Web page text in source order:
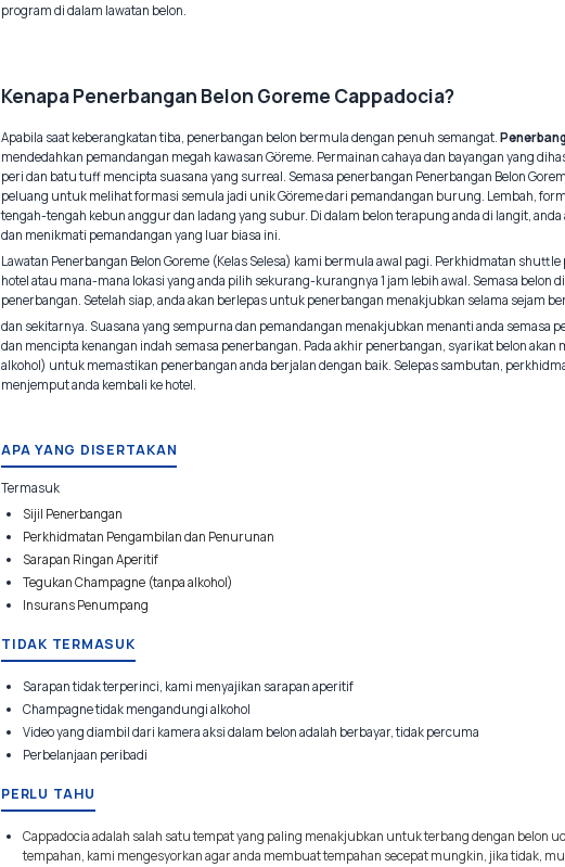
program di dalam lawatan belon.
Kenapa Penerbangan Belon Goreme Cappadocia?
Apabila saat keberangkatan tiba, penerbangan belon bermula dengan penuh semangat.
mendedahkan pemandangan megah kawasan Göreme. Permainan cahaya dan bayangan yang
peri dan batu tuff mencipta suasana yang surreal. Semasa penerbangan Penerbangan Belon
peluang untuk melihat formasi semula jadi unik Göreme dari pemandangan burung. Lembah,
tengah-tengah kebun anggur dan ladang yang subur. Di dalam belon terapung anda di langit, anda
dan menikmati pemandangan yang luar biasa ini.
Lawatan Penerbangan Belon Goreme (Kelas Selesa) kami bermula awal pagi. Perkhidmatan
hotel atau mana-mana lokasi yang anda pilih sekurang-kurangnya 1 jam lebih awal. Semasa belon
penerbangan. Setelah siap, anda akan berlepas untuk penerbangan menakjubkan selama sejam
dan sekitarnya. Suasana yang sempurna dan pemandangan menakjubkan menanti anda semasa
dan mencipta kenangan indah semasa penerbangan. Pada akhir penerbangan, syarikat belon
alkohol) untuk memastikan penerbangan anda berjalan dengan baik. Selepas sambutan,
menjemput anda kembali ke hotel.
APA YANG DISERTAKAN
Termasuk
Sijil Penerbangan
Perkhidmatan Pengambilan dan Penurunan
Sarapan Ringan Aperitif
Tegukan Champagne (tanpa alkohol)
Insurans Penumpang
TIDAK TERMASUK
Sarapan tidak terperinci, kami menyajikan sarapan aperitif
Champagne tidak mengandungi alkohol
Video yang diambil dari kamera aksi dalam belon adalah berbayar, tidak percuma
Perbelanjaan peribadi
PERLU TAHU
Cappadocia adalah salah satu tempat yang paling menakjubkan untuk terbang dengan belon
tempahan, kami mengesyorkan agar anda membuat tempahan secepat mungkin, jika tidak,